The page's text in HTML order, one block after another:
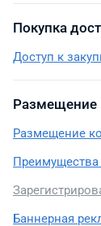
Покупка
Доступ к
Размещение
Размещение
Баннерная